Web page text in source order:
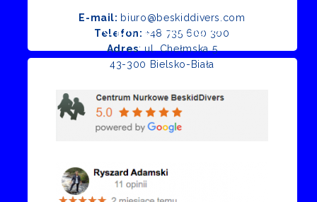
E-mail: biuro@beskiddivers.com
Telefon: +48 735 600 300
Adres: ul. Chełmska 5
43-300 Bielsko-Biała
Opinie Google